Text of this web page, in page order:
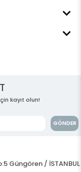
kayıt olun!
GÖNDER
Güngören / İSTANBUL